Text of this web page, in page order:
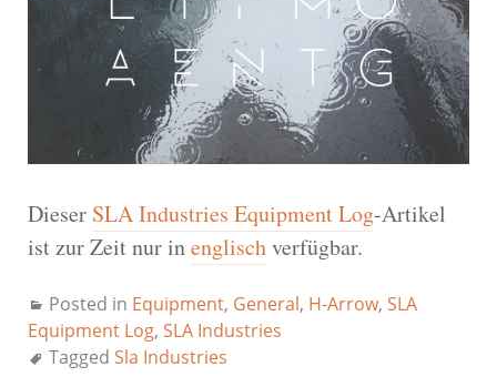
Dieser SLA Industries Equipment Log-Artikel
ist zur Zeit nur inenglischverfügbar.
Posted in Equipment, General, H-Arrow, SLA
Equipment Log, SLA Industries
Tagged Sla Industries